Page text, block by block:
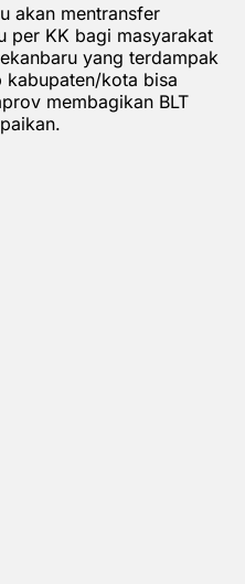
akan mentransfer
per KK bagi masyarakat
yang terdampak
kabupaten/kota bisa
membagikan BLT